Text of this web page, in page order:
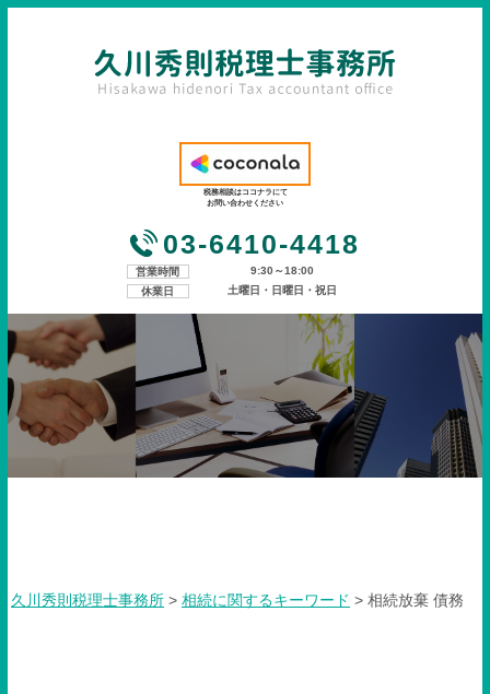
税務相談はココナラにて
お問い合わせください
03-6410-4418
営業時間
9:30～18:00
休業日
土曜日・日曜日・祝日
久川秀則税理士事務所 > 相続に関するキーワード > 相続放棄 債務